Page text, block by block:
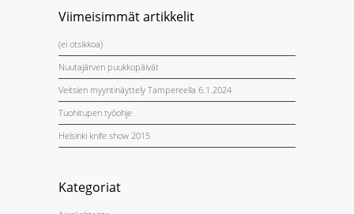
Viimeisimmät artikkelit
(ei otsikkoa)
Nuutajärven puukkopäivät
Veitsien myyntinäyttely Tampereella 6.1.2024
Tuohitupen työohje
Helsinki knife show 2015
Kategoriat